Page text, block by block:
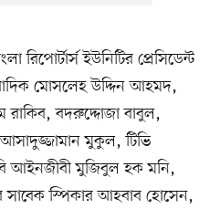
রিপোর্টার্স ইউনিটির প্রেসিডেন্ট
মোসলেহ উদ্দিন আহমদ,
রাকিব, বদরুদ্দোজা বাবুল,
মুকুল, টিভি
আইনজীবী মুজিবুল হক মনি,
সাবেক স্পিকার আহবাব হোসেন,